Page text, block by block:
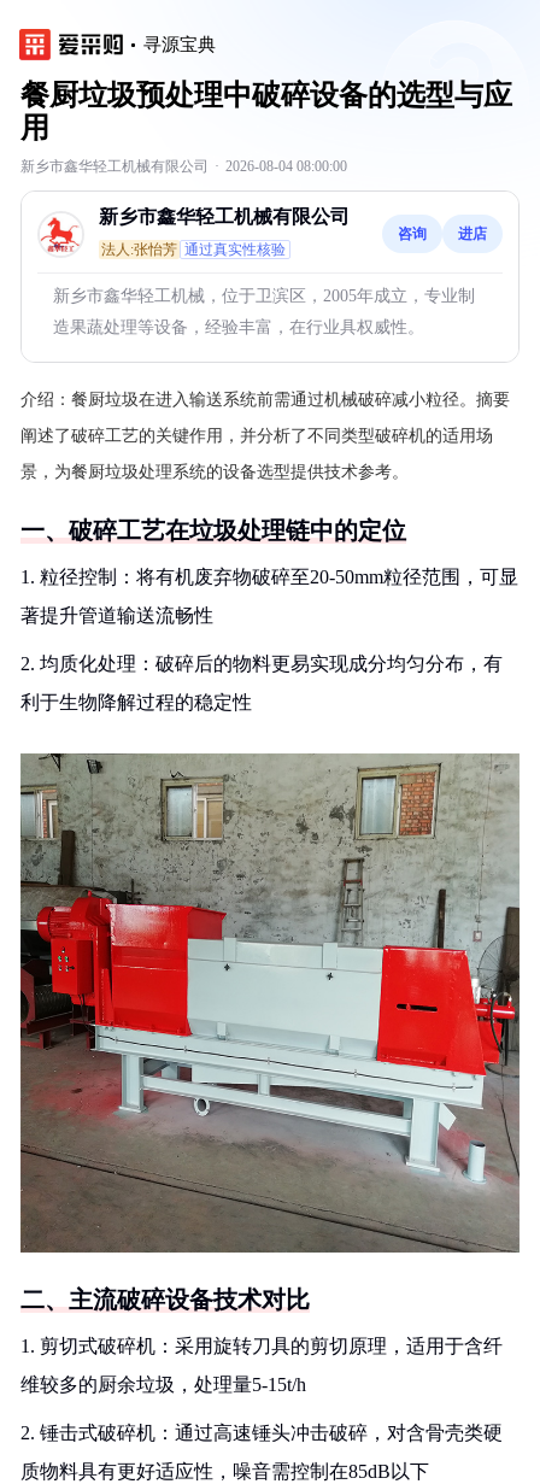
寻源宝典
餐厨垃圾预处理中破碎设备的选型与应
用
新乡市鑫华轻工机械有限公司 · 2026-08-04 08:00:00
新乡市鑫华轻工机械有限公司
法人:张怡芳 通过真实性核验
咨询 进店
新乡市鑫华轻工机械，位于卫滨区，2005年成立，专业制
造果蔬处理等设备，经验丰富，在行业具权威性。
介绍： 餐厨垃圾在进入输送系统前需通过机械破碎减小粒径。摘要
阐述了破碎工艺的关键作用，并分析了不同类型破碎机的适用场
景，为餐厨垃圾处理系统的设备选型提供技术参考。
一、破碎工艺在垃圾处理链中的定位
1. 粒径控制：将有机废弃物破碎至20-50mm粒径范围，可显
著提升管道输送流畅性
2. 均质化处理：破碎后的物料更易实现成分均匀分布，有
利于生物降解过程的稳定性
二、主流破碎设备技术对比
1. 剪切式破碎机：采用旋转刀具的剪切原理，适用于含纤
维较多的厨余垃圾，处理量5-15t/h
2. 锤击式破碎机：通过高速锤头冲击破碎，对含骨壳类硬
质物料具有更好适应性，噪音需控制在85dB以下